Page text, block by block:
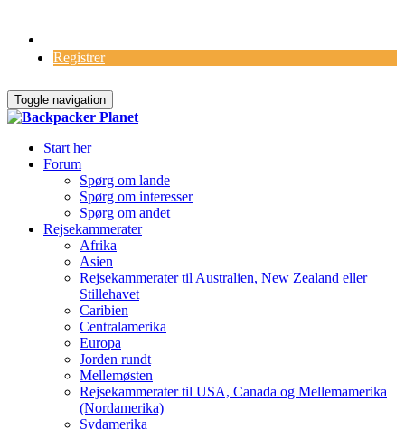
Registrer
Toggle navigation
Start her
Forum
Spørg om lande
Spørg om interesser
Spørg om andet
Rejsekammerater
Afrika
Asien
Rejsekammerater til Australien, New Zealand eller
Stillehavet
Caribien
Centralamerika
Europa
Jorden rundt
Mellemøsten
Rejsekammerater til USA, Canada og Mellemamerika
(Nordamerika)
Sydamerika